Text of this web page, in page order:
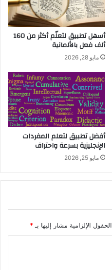
أسهل تطبيق لتعلّم أكثر من 160
ألف فعل بالألمانية
مايو 28, 2026
أفضل تطبيق لتعلم المفردات
الإنجليزية بسرعة واحتراف
مايو 25, 2026
الحقول الإلزامية مشار إليها بـ *